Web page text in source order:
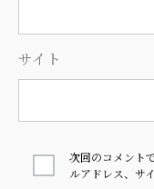
サイト
次回のコメント
ルアドレス、サ